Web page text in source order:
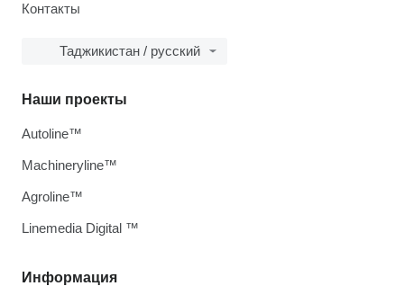
Контакты
Таджикистан / русский
Информация
Наши проекты
Autoline™
Machineryline™
Agroline™
Linemedia Digital ™